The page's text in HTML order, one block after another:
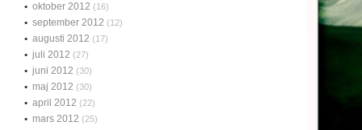
oktober 2012 (16)
september 2012 (12)
augusti 2012 (17)
juli 2012 (27)
juni 2012 (30)
maj 2012 (30)
april 2012 (22)
mars 2012 (25)